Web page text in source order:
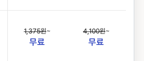
1,375원~
무료
4,100원~
무료